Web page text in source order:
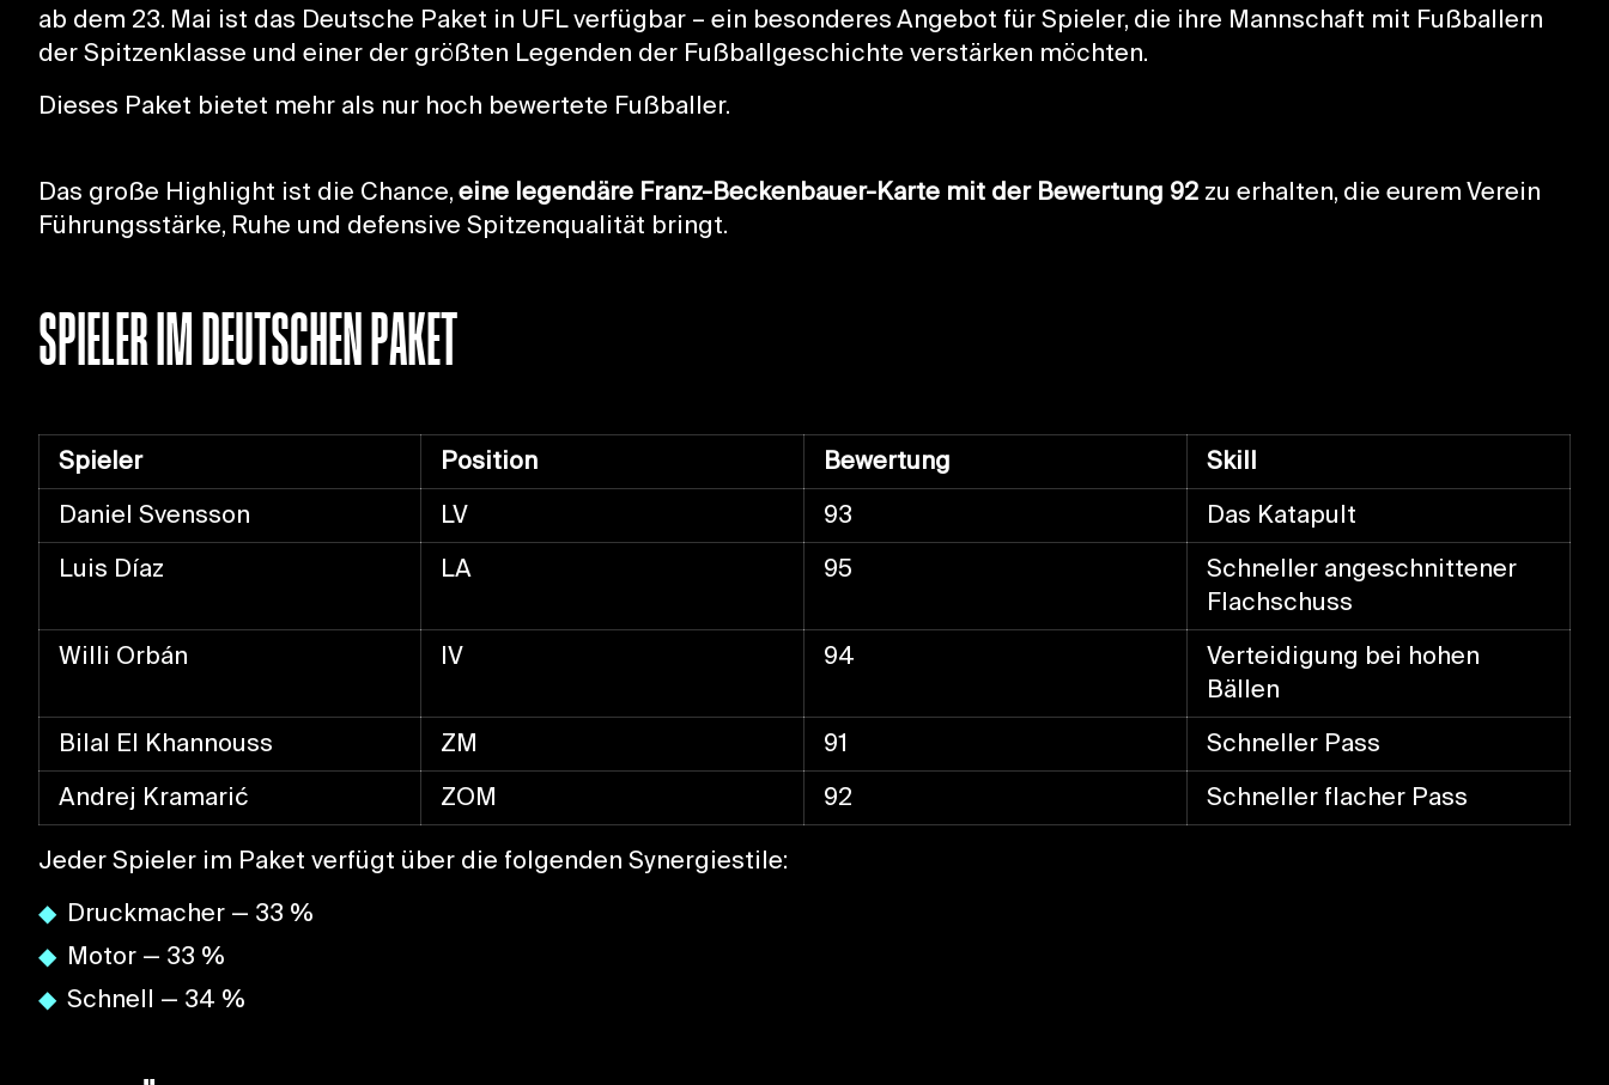
ab dem 23. Mai ist das Deutsche Paket in UFL verfügbar – ein besonderes Angebot für Spieler, die ihre Mannschaft mit Fußballern
der Spitzenklasse und einer der größten Legenden der Fußballgeschichte verstärken möchten.
Dieses Paket bietet mehr als nur hoch bewertete Fußballer.
Das große Highlight ist die Chance,eine legendäre Franz-Beckenbauer-Karte mit der Bewertung 92zu erhalten, die eurem Verein
Führungsstärke, Ruhe und defensive Spitzenqualität bringt.
SPIELER IM DEUTSCHEN PAKET
Spieler Position Bewertung
Skill
Daniel Svensson
LV 93
Das Katapult
Luis Díaz
LA 95
Schneller angeschnittener
Flachschuss
Willi Orbán
IV 94
Verteidigung bei hohen
Bällen
Bilal El Khannouss
ZM 91
Schneller Pass
Andrej Kramarić
ZOM 92
Schneller flacher Pass
Jeder Spieler im Paket verfügt über die folgenden Synergiestile:
Druckmacher — 33 %
Motor — 33 %
Schnell — 34 %